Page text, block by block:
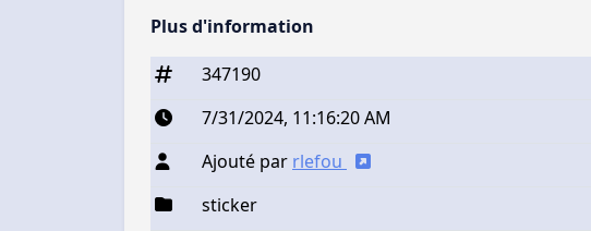
Plus d'information
347190
7/31/2024, 11:16:20 AM
Ajouté par rlefou
sticker